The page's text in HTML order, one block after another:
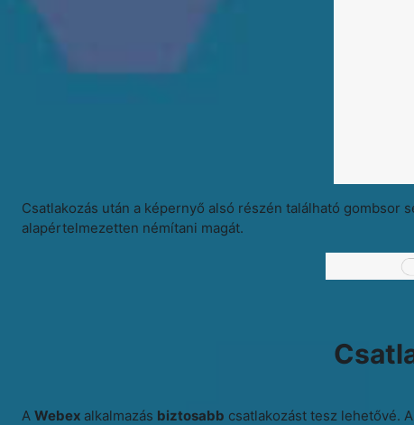
Csatlakozás után a képernyő alsó részén található
alapértelmezetten némítani magát.
A Webex alkalmazás biztosabb csatlakozást tesz lehetővé.